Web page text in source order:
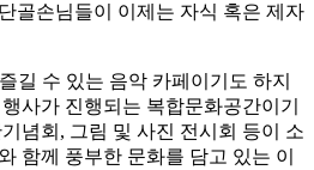
골손님들이 이제는 자식 혹은 제자
길 수 있는 음악 카페이기도 하지
사가 진행되는 복합문화공간이기
념회, 그림 및 사진 전시회 등이 소
함께 풍부한 문화를 담고 있는 이